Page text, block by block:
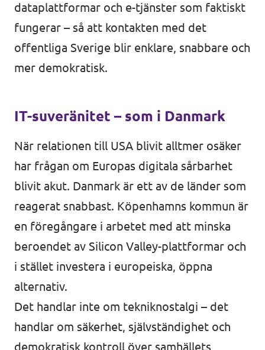
dataplattformar och e-tjänster som faktiskt
fungerar – så att kontakten med det
offentliga Sverige blir enklare, snabbare och
mer demokratisk.
IT-suveränitet – som i Danmark
När relationen till USA blivit alltmer osäker
har frågan om Europas digitala sårbarhet
blivit akut. Danmark är ett av de länder som
reagerat snabbast. Köpenhamns kommun är
en föregångare i arbetet med att minska
beroendet av Silicon Valley-plattformar och
i stället investera i europeiska, öppna
alternativ.
Det handlar inte om tekniknostalgi – det
handlar om säkerhet, självständighet och
demokratisk kontroll över samhällets